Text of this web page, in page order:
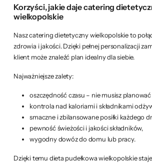
Korzyści, jakie daje catering
wielkopolskie
Nasz catering dietetyczny wielkopolskie to
zdrowia i jakości. Dzięki pełnej personalizacji
klient może znaleźć plan idealny dla siebie.
Najważniejsze zalety:
oszczędność czasu – nie musisz
kontrola nad kaloriami i składnikami
smaczne i zbilansowane posiłki każdego
pewność świeżości i jakości składników,
wygodny dowóz do domu lub pracy.
Dzięki temu dieta pudełkowa wielkopolskie